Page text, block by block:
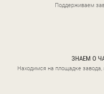
Поддерживаем
ЗНАЕМ О
Находимся на площадке